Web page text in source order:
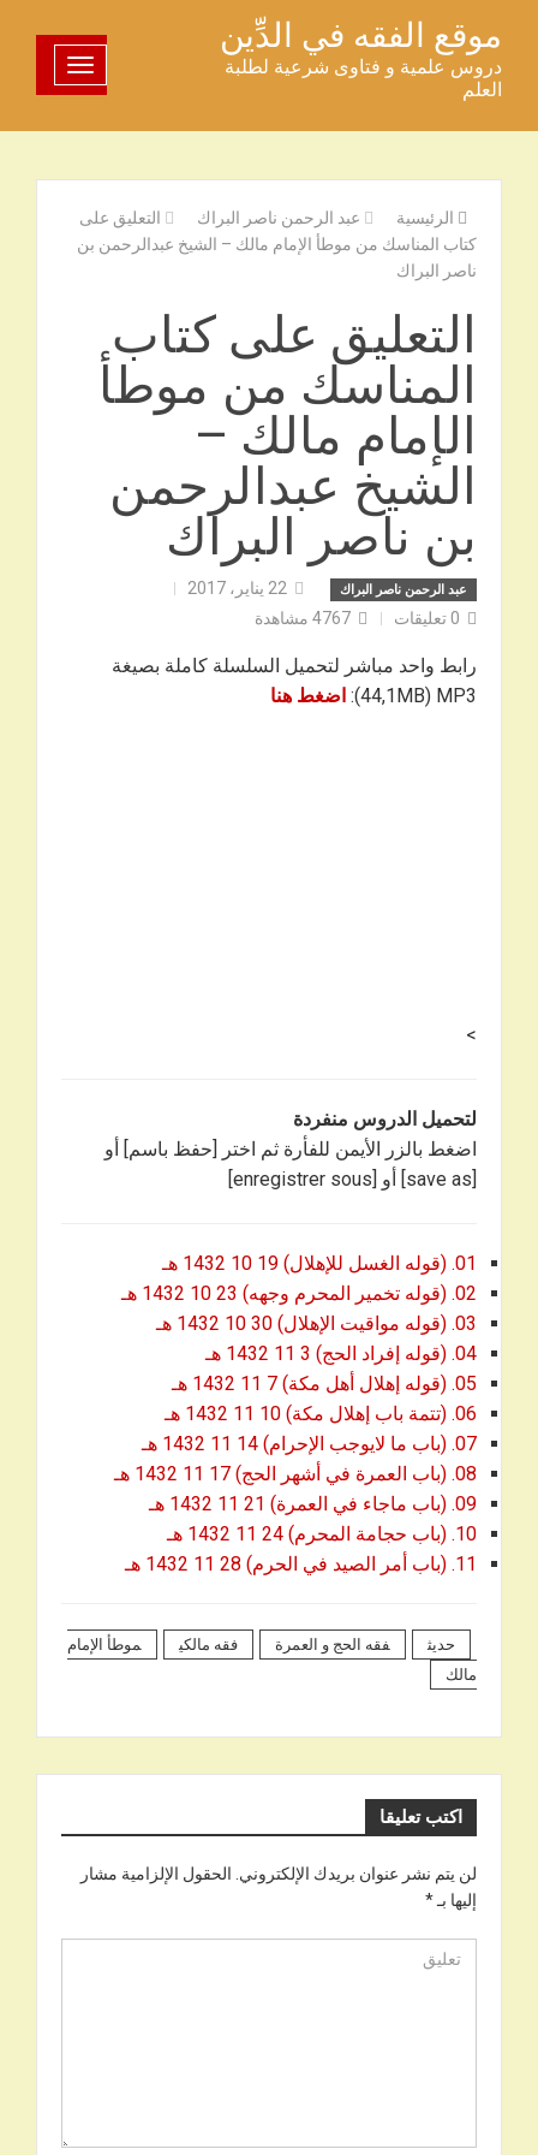
المحتوى
موقع الفقه في الدِّين
دروس علمية و فتاوى شرعية لطلبة
العلم
تبديل
الرئيسية عبد الرحمن ناصر البراك
التعليق على
كتاب المناسك من موطأ الإمام مالك – الشيخ عبدالرحمن بن
ناصر البراك
التعليق على كتاب
المناسك من موطأ
الإمام مالك –
الشيخ عبدالرحمن
بن ناصر البراك
عبد الرحمن ناصر البراك
22 يناير، 2017
0تعليقات 4767 مشاهدة
رابط واحد مباشر لتحميل السلسلة كاملة بصيغة
44,1MB) MP3):
اضغط هنا
>
لتحميل الدروس منفردة
اضغط بالزر الأيمن للفأرة ثم اختر [حفظ باسم] أو
[save as] أو [enregistrer sous]
01. (قوله الغسل للإهلال) 19 10 1432 هـ
02. (قوله تخمير المحرم وجهه) 23 10 1432 هـ
03. (قوله مواقيت الإهلال) 30 10 1432 هـ
04. (قوله إفراد الحج) 3 11 1432 هـ
05. (قوله إهلال أهل مكة) 7 11 1432 هـ
06. (تتمة باب إهلال مكة) 10 11 1432 هـ
07. (باب ما لايوجب الإحرام) 14 11 1432 هـ
08. (باب العمرة في أشهر الحج) 17 11 1432 هـ
09. (باب ماجاء في العمرة) 21 11 1432 هـ
10. (باب حجامة المحرم) 24 11 1432 هـ
11. (باب أمر الصيد في الحرم) 28 11 1432 هـ
حديث فقه الحج و العمرة فقه مالكي
موطأ الإمام
مالك
اكتب تعليقا
لن يتم نشر عنوان بريدك الإلكتروني. الحقول الإلزامية مشار
إليها بـ*